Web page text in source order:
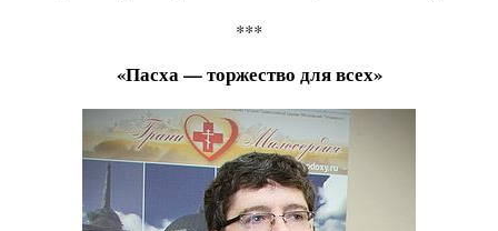
***
«Пасха — торжество для всех»